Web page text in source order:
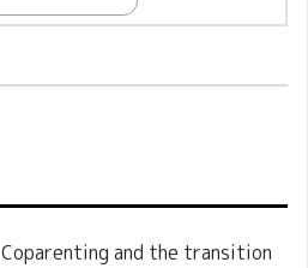
and the transition